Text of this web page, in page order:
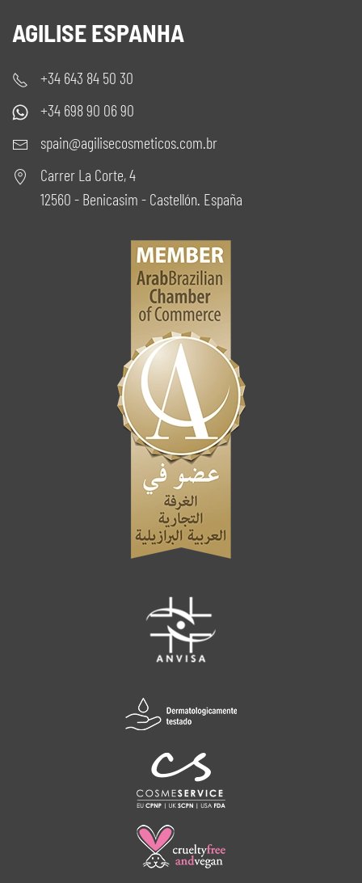
AGILISE ESPANHA
+34 643 84 50 30
+34 698 90 06 90
spain@agilisecosmeticos.com.br
Carrer La Corte, 4
12560 - Benicasim - Castellón. España